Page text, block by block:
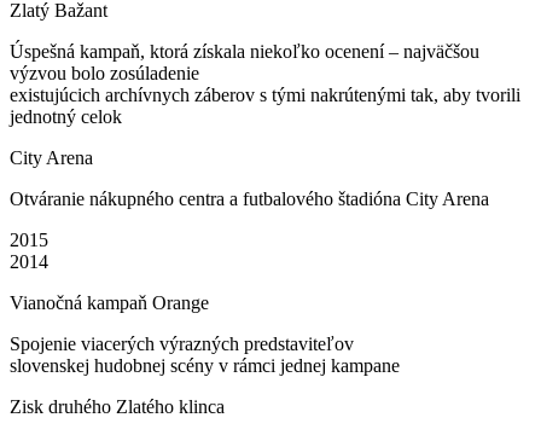
Zlatý Bažant
Úspešná kampaň, ktorá získala niekoľko ocenení – najväčšou
výzvou bolo zosúladenie
existujúcich archívnych záberov s tými nakrútenými tak, aby tvorili
jednotný celok
City Arena
Otváranie nákupného centra a futbalového štadióna City Arena
2015
2014
Vianočná kampaň Orange
Spojenie viacerých výrazných predstaviteľov
slovenskej hudobnej scény v rámci jednej kampane
Zisk druhého Zlatého klinca